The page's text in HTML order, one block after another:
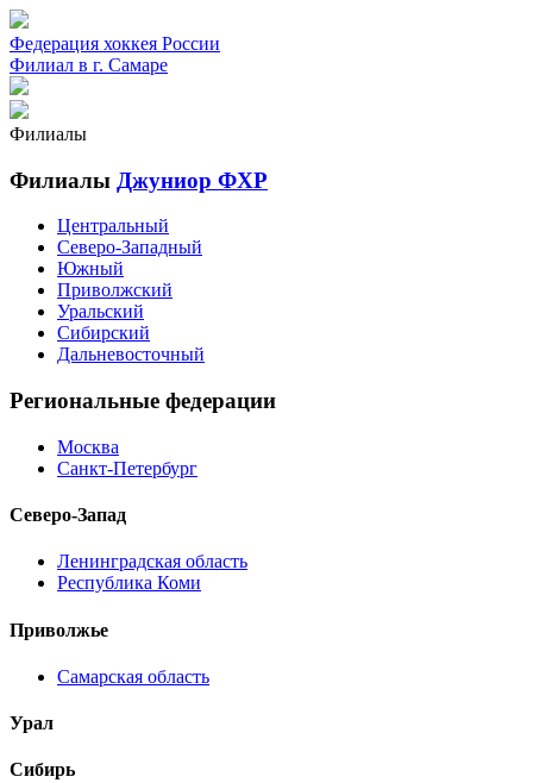
Федерация хоккея России
Филиал в г. Самаре
Филиалы
Филиалы Джуниор ФХР
Центральный
Северо-Западный
Южный
Приволжский
Уральский
Сибирский
Дальневосточный
Региональные федерации
Москва
Санкт-Петербург
Северо-Запад
Ленинградская область
Республика Коми
Приволжье
Самарская область
Урал
Сибирь